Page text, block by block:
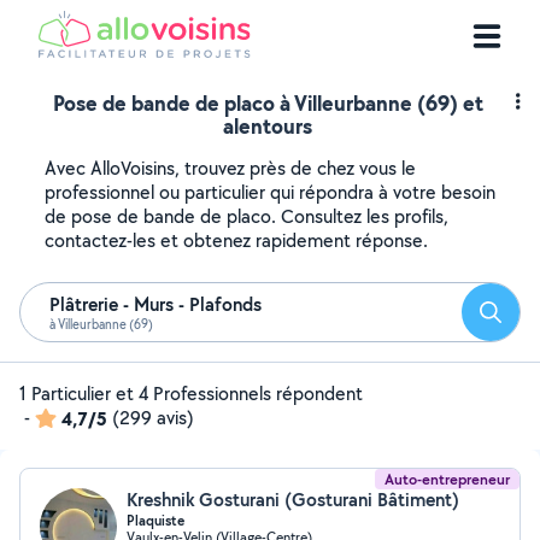
Pose de bande de placo à Villeurbanne (69) et
alentours
Avec AlloVoisins, trouvez près de chez vous le
professionnel ou particulier qui répondra à votre besoin
de pose de bande de placo. Consultez les profils,
contactez-les et obtenez rapidement réponse.
Plâtrerie - Murs - Plafonds
à Villeurbanne (69)
1 Particulier et 4 Professionnels répondent
-
4,7/5 (299 avis)
Auto-entrepreneur
Kreshnik Gosturani (Gosturani Bâtiment)
Plaquiste